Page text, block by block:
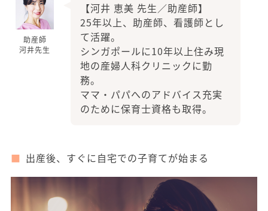
助産師
河井先生
【河井 恵美 先生／助産師】
25年以上、助産師、看護師とし
て活躍。
シンガポールに10年以上住み現
地の産婦人科クリニックに勤
務。
ママ・パパへのアドバイス充実
のために保育士資格も取得。
出産後、すぐに自宅での子育てが始まる